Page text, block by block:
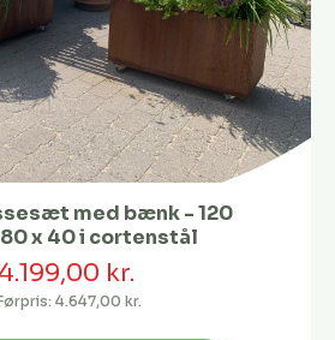
med bænk - 120
x 40 i cortenstål
4.199,00 kr.
4.647,00 kr.